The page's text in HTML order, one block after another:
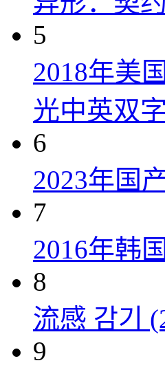
5
2018年美
光中英双字
6
2023年国
7
2016年韩
8
流感 감기
9